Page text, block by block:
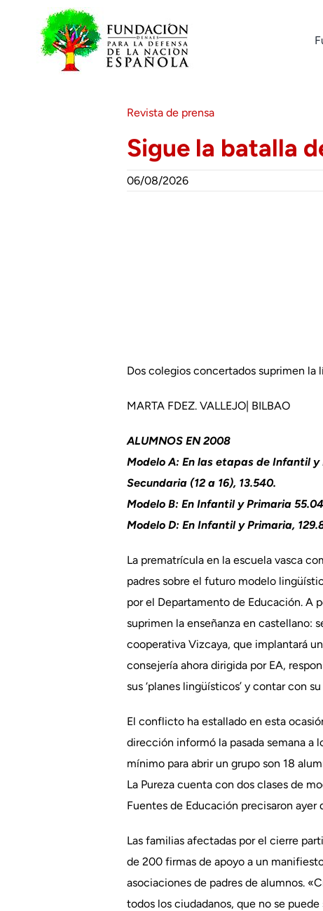
contenido
Revista de prensa
Sigue la batalla
06/08/2026
Dos colegios concertados suprimen la
MARTA FDEZ. VALLEJO| BILBAO
ALUMNOS EN 2008
Modelo A: En las etapas de Infantil y
Secundaria (12 a 16), 13.540.
Modelo B: En Infantil y Primaria
Modelo D: En Infantil y Primaria,
La prematrícula en la escuela vasca
padres sobre el futuro modelo
por el Departamento de Educación. A
suprimen la enseñanza en castellano:
cooperativa Vizcaya, que implantará
consejería ahora dirigida por EA,
sus ‘planes lingüísticos’ y contar con
El conflicto ha estallado en esta
dirección informó la pasada semana a
mínimo para abrir un grupo son 18
La Pureza cuenta con dos clases de
Fuentes de Educación precisaron
Las familias afectadas por el cierre
de 200 firmas de apoyo a un
asociaciones de padres de alumnos.
todos los ciudadanos, que no se